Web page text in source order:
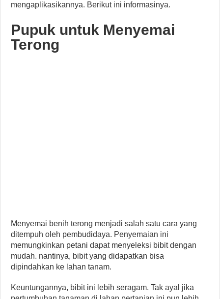
mengaplikasikannya. Berikut ini informasinya.
Pupuk untuk Menyemai
Terong
Menyemai benih terong menjadi salah satu cara yang
ditempuh oleh pembudidaya. Penyemaian ini
memungkinkan petani dapat menyeleksi bibit dengan
mudah. nantinya, bibit yang didapatkan bisa
dipindahkan ke lahan tanam.
Keuntungannya, bibit ini lebih seragam. Tak ayal jika